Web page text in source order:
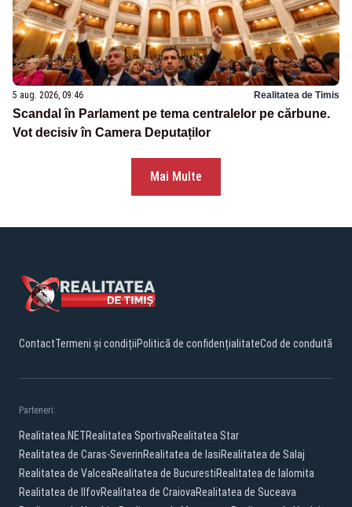
5 aug. 2026, 09:46 Realitatea de Timis
Scandal în Parlament pe tema centralelor pe cărbune.
Vot decisiv în Camera Deputaților
Mai Multe
ContactTermeni și condițiiPolitică de confidențialitateCod de conduită
Parteneri:
Realitatea.NETRealitatea SportivaRealitatea Star
Realitatea de Caras-SeverinRealitatea de IasiRealitatea de Salaj
Realitatea de ValceaRealitatea de BucurestiRealitatea de Ialomita
Realitatea de IlfovRealitatea de CraiovaRealitatea de Suceava